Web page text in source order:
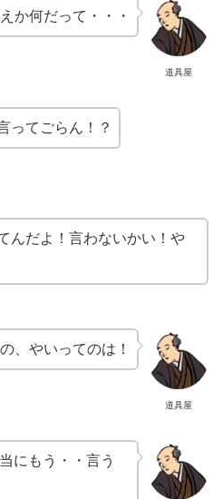
道具屋
か何だって・・・
ってごらん！？
んだよ！言わないかい！や
道具屋
、やいってのは！
にもう・・言う